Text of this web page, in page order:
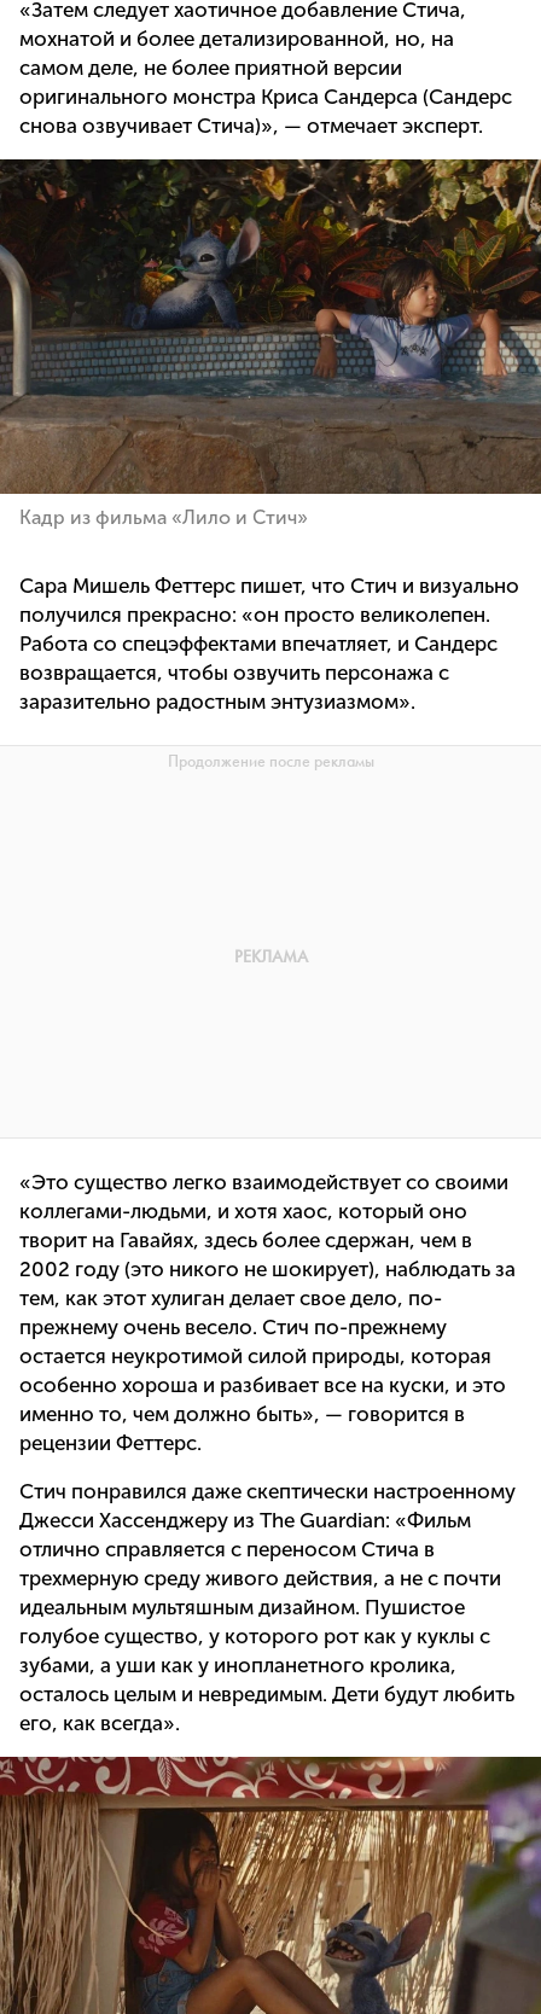
«Затем следует хаотичное добавление Стича,
мохнатой и более детализированной, но, на
самом деле, не более приятной версии
оригинального монстра Криса Сандерса (Сандерс
снова озвучивает Стича)», — отмечает эксперт.
Кадр из фильма «Лило и Стич»
Сара Мишель Феттерс пишет, что Стич и визуально
получился прекрасно: «он просто великолепен.
Работа со спецэффектами впечатляет, и Сандерс
возвращается, чтобы озвучить персонажа с
заразительно радостным энтузиазмом».
«Это существо легко взаимодействует со своими
коллегами-людьми, и хотя хаос, который оно
творит на Гавайях, здесь более сдержан, чем в
2002 году (это никого не шокирует), наблюдать за
тем, как этот хулиган делает свое дело, по-
прежнему очень весело. Стич по-прежнему
остается неукротимой силой природы, которая
особенно хороша и разбивает все на куски, и это
именно то, чем должно быть», — говорится в
рецензии Феттерс.
Стич понравился даже скептически настроенному
Джесси Хассенджеру из The Guardian: «Фильм
отлично справляется с переносом Стича в
трехмерную среду живого действия, а не с почти
идеальным мультяшным дизайном. Пушистое
голубое существо, у которого рот как у куклы с
зубами, а уши как у инопланетного кролика,
осталось целым и невредимым. Дети будут любить
его, как всегда».